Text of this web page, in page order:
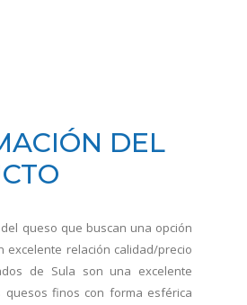
DEL
queso que buscan una opción
excelente relación calidad/precio
de Sula son una excelente
quesos finos con forma esférica